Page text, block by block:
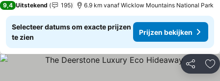
9,4 Uitstekend 195 6.9 km vanaf Wicklow Mountains National Park
Selecteer datums om exacte prijzen
te zien
Prijzen bekijken
Delen